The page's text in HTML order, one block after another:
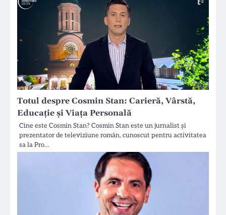
Totul despre Cosmin Stan: Carieră, Vârstă,
Educație și Viața Personală
Cine este Cosmin Stan? Cosmin Stan este un jurnalist și
prezentator de televiziune român, cunoscut pentru activitatea
sa la Pro…